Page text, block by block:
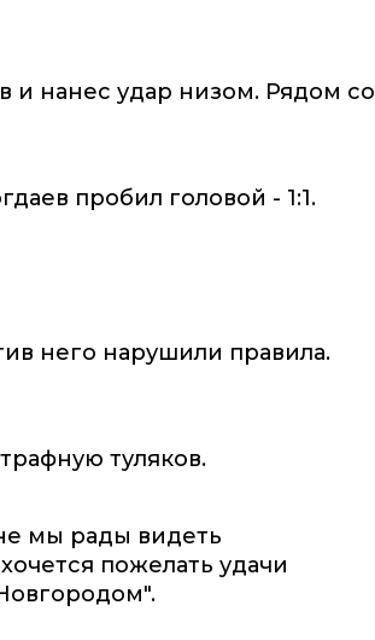
нанес удар низом. Рядом со
пробил головой - 1:1.
него нарушили правила.
туляков.
мы рады видеть
пожелать удачи